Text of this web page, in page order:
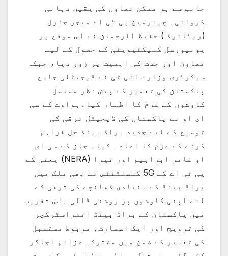
جانب سے ہر ممکن تعاون کی یقین دہانی
کروائی۔ چیئرمین پی ٹی اے میجر جنرل
(ریٹائرڈ ) حفیظ الرحمان نے اس موقع پر
یونیورسل کنیکٹیویٹی کے حصول کے لیے
تعاون اور جدت کی اہمیت پر زور دیا، جبکہ
سیکرٹری وزارت آئی ٹی نے ڈیجیٹلی جامع
پاکستان کی تعمیر کے پیش نظر مسلسل
کاوشوں کے عزم کا اظہار کیا۔ہواوے کے سی
ای او نے پاکستان کی ڈیجیٹل ترقی کی
توسیع کے لیے جدید براڈ بینڈ حل فراہم
کرنے کے عزم کا اعادہ کیا۔ جاز کے سی ای
او عامر ابراہیم اور نیرا (NERA) یعنی کے
پی ٹی اے کے 5G کنسلٹنٹس نے بھی ملک میں
براڈ بینڈ کے بنیادی ڈھانچے کی ترقی کے
لئے اپنی کاوشوں پر روشنی ڈالی ۔اس تقریب
میں پاکستان کے براڈ بینڈ انفراسٹرکچر
کی ترویج اور ایک اسمارٹ، مربوط مستقبل
کی تعمیر کے ضمن میں مشترکہ عزائم اجاگر